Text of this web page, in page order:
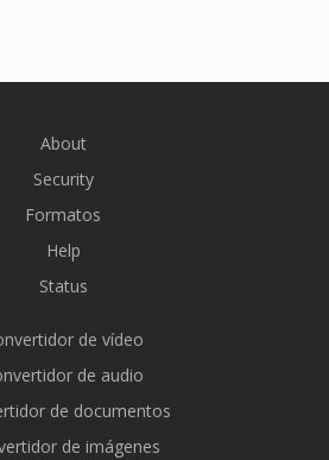
About
Security
Formatos
Help
Status
de vídeo
de audio
de documentos
de imágenes